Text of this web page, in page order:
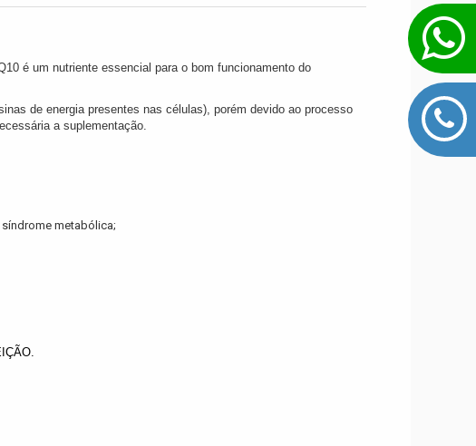
é um nutriente essencial para o bom funcionamento do
de energia presentes nas células), porém devido ao processo
a suplementação.
metabólica;